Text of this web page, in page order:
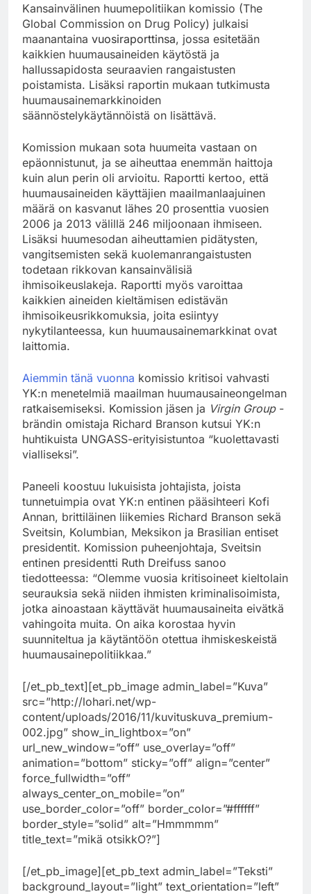
Kansainvälinen huumepolitiikan komissio (The
Global Commission on Drug Policy) julkaisi
maanantaina vuosiraporttinsa, jossa esitetään
kaikkien huumausaineiden käytöstä ja
hallussapidosta seuraavien rangaistusten
poistamista. Lisäksi raportin mukaan tutkimusta
huumausainemarkkinoiden
säännöstelykäytännöistä on lisättävä.
Komission mukaan sota huumeita vastaan on
epäonnistunut, ja se aiheuttaa enemmän haittoja
kuin alun perin oli arvioitu. Raportti kertoo, että
huumausaineiden käyttäjien maailmanlaajuinen
määrä on kasvanut lähes 20 prosenttia vuosien
2006 ja 2013 välillä 246 miljoonaan ihmiseen.
Lisäksi huumesodan aiheuttamien pidätysten,
vangitsemisten sekä kuolemanrangaistusten
todetaan rikkovan kansainvälisiä
ihmisoikeuslakeja. Raportti myös varoittaa
kaikkien aineiden kieltämisen edistävän
ihmisoikeusrikkomuksia, joita esiintyy
nykytilanteessa, kun huumausainemarkkinat ovat
laittomia.
Aiemmin tänä vuonna komissio kritisoi vahvasti
YK:n menetelmiä maailman huumausaineongelman
ratkaisemiseksi. Komission jäsen ja Virgin Group-
brändin omistaja Richard Branson kutsui YK:n
huhtikuista UNGASS-erityisistuntoa “kuolettavasti
vialliseksi”.
Paneeli koostuu lukuisista johtajista, joista
tunnetuimpia ovat YK:n entinen pääsihteeri Kofi
Annan, brittiläinen liikemies Richard Branson sekä
Sveitsin, Kolumbian, Meksikon ja Brasilian entiset
presidentit. Komission puheenjohtaja, Sveitsin
entinen presidentti Ruth Dreifuss sanoo
tiedotteessa: “Olemme vuosia kritisoineet kieltolain
seurauksia sekä niiden ihmisten kriminalisoimista,
jotka ainoastaan käyttävät huumausaineita eivätkä
vahingoita muita. On aika korostaa hyvin
suunniteltua ja käytäntöön otettua ihmiskeskeistä
huumausainepolitiikkaa.”
[/et_pb_text][et_pb_image admin_label=”Kuva”
src=”http://lohari.net/wp-
content/uploads/2016/11/kuvituskuva_premium-
002.jpg” show_in_lightbox=”on”
url_new_window=”off” use_overlay=”off”
animation=”bottom” sticky=”off” align=”center”
force_fullwidth=”off”
always_center_on_mobile=”on”
use_border_color=”off” border_color=”#ffffff”
border_style=”solid” alt=”Hmmmmm”
title_text=”mikä otsikkO?”]
[/et_pb_image][et_pb_text admin_label=”Teksti”
background_layout=”light” text_orientation=”left”